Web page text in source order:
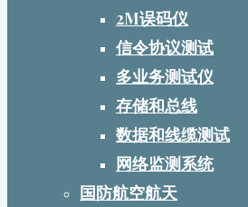
2M误码仪
信令协议测试
多业务测试仪
存储和总线
数据和线缆测试
网络监测系统
国防航空航天